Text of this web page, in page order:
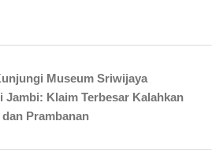
Museum Sriwijaya
Jambi: Klaim Terbesar Kalahkan
Prambanan